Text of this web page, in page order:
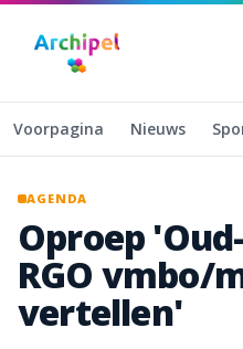
Naar hoofdinhoud
Voorpagina Nieuws
AGENDA
Oproep
RGO vmbo/
vertellen'